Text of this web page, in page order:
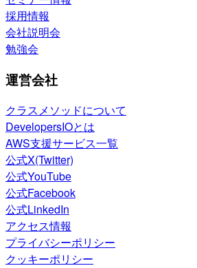
採用情報
会社説明会
勉強会
運営会社
クラスメソッドについて
DevelopersIOとは
AWS支援サービス一覧
公式X(Twitter)
公式YouTube
公式Facebook
公式LinkedIn
アクセス情報
プライバシーポリシー
クッキーポリシー